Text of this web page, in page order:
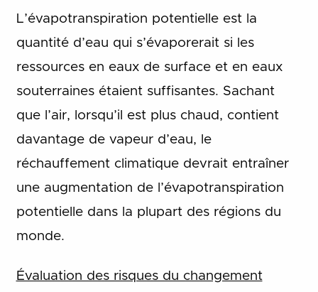
L’évapotranspiration potentielle est la
quantité d’eau qui s’évaporerait si les
ressources en eaux de surface et en eaux
souterraines étaient suffisantes. Sachant
que l’air, lorsqu’il est plus chaud, contient
davantage de vapeur d’eau, le
réchauffement climatique devrait entraîner
une augmentation de l’évapotranspiration
potentielle dans la plupart des régions du
monde.
Évaluation des risques du changement